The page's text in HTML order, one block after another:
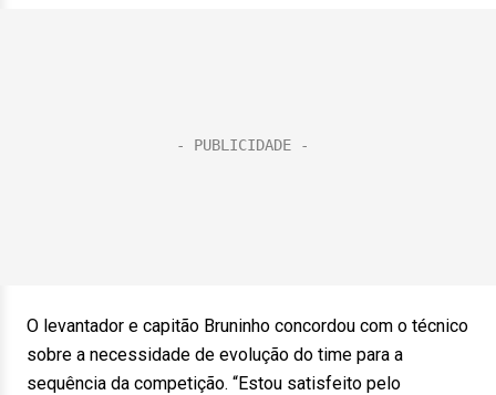
O levantador e capitão Bruninho concordou com o técnico
sobre a necessidade de evolução do time para a
sequência da competição. “Estou satisfeito pelo